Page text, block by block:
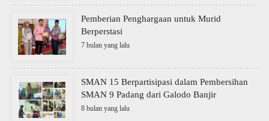
Pemberian Penghargaan untuk Murid
Berperstasi
7 bulan yang lalu
SMAN 15 Berpartisipasi dalam Pembersihan
SMAN 9 Padang dari Galodo Banjir
8 bulan yang lalu